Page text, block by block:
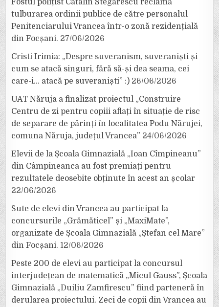
tulburarea ordinii publice de către personalul
Penitenciarului Vrancea într-o zonă rezidențială
din Focșani. 27/06/2026
Cristi Irimia: „Despre suveranism, suveraniști și
cum se atacă singuri, fără să-și dea seama, cei
care-i… atacă pe suveraniști” :) 26/06/2026
UAT Năruja a finalizat proiectul „Construire
Centru de zi pentru copiii aflați în situație de risc
de separare de părinți în localitatea Podu Nărujei,
comuna Năruja, județul Vrancea” 24/06/2026
Elevii de la Școala Gimnazială „Ioan Cîmpineanu”
din Câmpineanca au fost premiați pentru
rezultatele deosebite obținute în acest an școlar
22/06/2026
Sute de elevi din Vrancea au participat la
concursurile „Grămăticel” și „MaxiMate”,
organizate de Școala Gimnazială „Ștefan cel Mare”
din Focșani. 12/06/2026
Peste 200 de elevi au participat la concursul
interjudețean de matematică „Micul Gauss”, Școala
Gimnazială „Duiliu Zamfirescu” fiind parteneră în
derularea proiectului. Zeci de copii din Vrancea au